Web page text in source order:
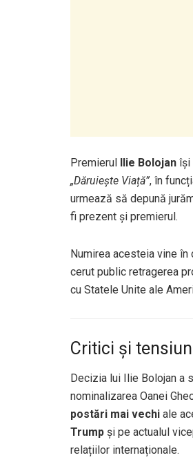
Premierul Ilie Bolojan își
„Dăruiește Viață”, în
urmează să depună
fi prezent și premierul.
Numirea acesteia vine
cerut public retragerea
cu Statele Unite ale
Critici și
Decizia lui Ilie Bolojan a
nominalizarea Oanei
postări mai vechi ale
Trump și pe actualul
relațiilor internaționale.